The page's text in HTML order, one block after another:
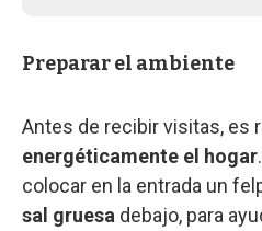
Preparar el ambiente
Antes de recibir visitas, es
energéticamente el hogar
colocar en la entrada un
sal gruesa debajo, para